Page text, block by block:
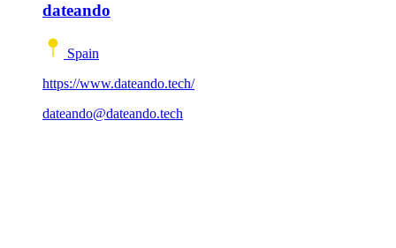
dateando
Spain
https://www.dateando.tech/
dateando@dateando.tech